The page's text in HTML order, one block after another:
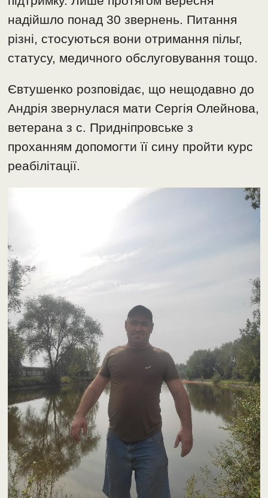
надійшло понад 30 звернень. Питання
різні, стосуються вони отримання пільг,
статусу, медичного обслуговування тощо.
Євтушенко розповідає, що нещодавно до
Андрія звернулася мати Сергія Олейнова,
ветерана з с. Придніпровське з
проханням допомогти її сину пройти курс
реабілітації.